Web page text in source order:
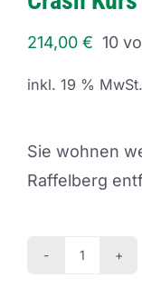
214,00 € 10
inkl. 19 % MwSt.
Sie wohnen
Raffelberg